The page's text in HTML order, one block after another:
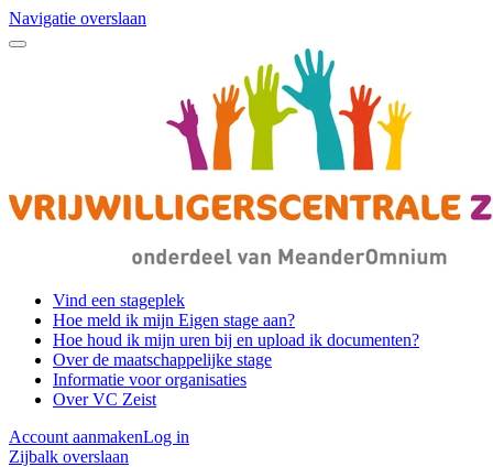
Navigatie overslaan
Vind een stageplek
Hoe meld ik mijn Eigen stage aan?
Hoe houd ik mijn uren bij en upload ik documenten?
Over de maatschappelijke stage
Informatie voor organisaties
Over VC Zeist
Account aanmakenLog in
Zijbalk overslaan